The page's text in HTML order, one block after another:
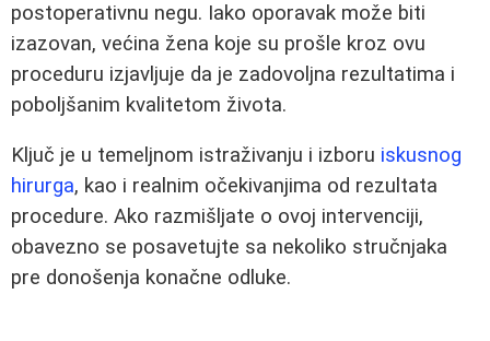
postoperativnu negu. Iako oporavak može biti
izazovan, većina žena koje su prošle kroz ovu
proceduru izjavljuje da je zadovoljna rezultatima i
poboljšanim kvalitetom života.
Ključ je u temeljnom istraživanju i izboru iskusnog
hirurga, kao i realnim očekivanjima od rezultata
procedure. Ako razmišljate o ovoj intervenciji,
obavezno se posavetujte sa nekoliko stručnjaka
pre donošenja konačne odluke.